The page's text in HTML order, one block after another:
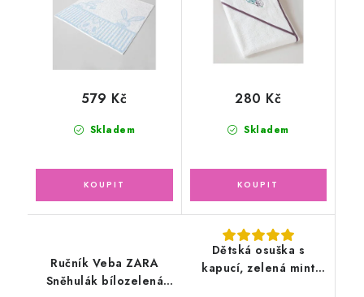
Skladem
579 Kč
Skladem
280 Kč
Ručník Veba ZARA
Sněhulák bílozelená
Dětská osuška s
kapucí, zelená mint